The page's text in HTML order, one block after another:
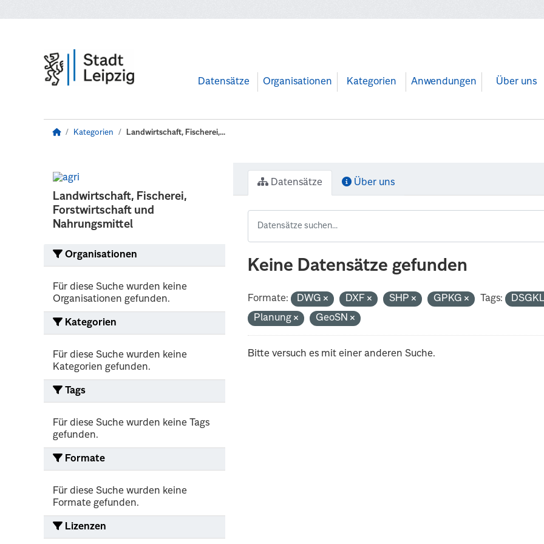
Datensätze Organisationen Kategorien Anwendungen Über uns
Kategorien Landwirtschaft, Fischerei,...
Landwirtschaft, Fischerei,
Forstwirtschaft und
Nahrungsmittel
Organisationen
Für diese Suche wurden keine
Organisationen gefunden.
Kategorien
Für diese Suche wurden keine
Kategorien gefunden.
Tags
Für diese Suche wurden keine Tags
gefunden.
Formate
Für diese Suche wurden keine
Formate gefunden.
Lizenzen
Datensätze Über uns
Keine Datensätze gefunden
Formate: DWG DXF SHP GPKG Tags:
Planung
GeoSN
Bitte versuch es mit einer anderen Suche.